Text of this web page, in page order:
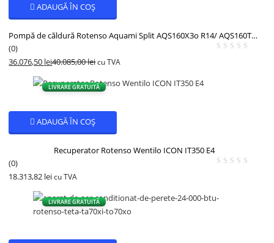
ADAUGĂ ÎN COȘ
Pompă de căldură Rotenso Aquami Split AQS160X3o R14/ AQS160T240X13i R14 (unitate exterioară și interioară)
(0)
36.076,50 lei40.085,00leicu TVA
LIVRARE GRATUITĂ
ADAUGĂ ÎN COȘ
Recuperator Rotenso Wentilo ICON IT350 E4
(0)
18.313,82 lei cu TVA
LIVRARE GRATUITĂ